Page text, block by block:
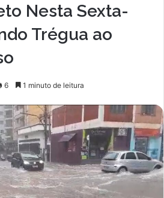
Nesta Sexta-
Trégua ao
6 1 minuto de leitura